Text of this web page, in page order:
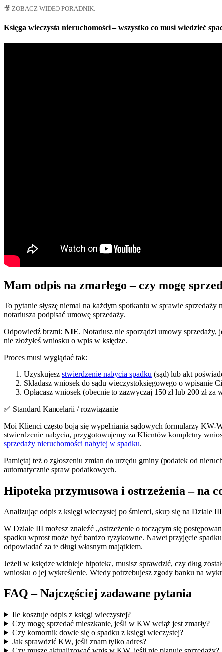
🎥 ZOBACZ WIDEO PORADNIK:
Księga wieczysta nieruchomości – wszystko co musi wiedzieć
Mam odpis na zmarłego – czy mogę
To pytanie słyszę niemal na każdym spotkaniu w sprawie
notariusza podpisać umowę sprzedaży.
Odpowiedź brzmi: NIE. Notariusz nie sporządzi umowy
nie złożyłeś wniosku o wpis w księdze.
Proces musi wyglądać tak:
Uzyskujesz stwierdzenie nabycia spadku (sąd) lub akt
Składasz wniosek do sądu wieczystoksięgowego o wpisanie
Opłacasz wniosek (obecnie to zazwyczaj 150 zł lub 200 zł za
✅ Standard Kancelarii / rozwiązanie
Moi Klienci często boją się wypełniania sądowych formularzy KW-
stwierdzenie nabycia, przygotowujemy za Klientów kompletny
sprzedaży nieruchomości nabytej w spadku.
Pamiętaj też o zgłoszeniu zmian do urzędu gminy (podatek od
automatycznie spraw podatkowych.
Hipoteka przymusowa i ostrzeżenia – na
Analizując odpis z księgi wieczystej po śmierci, skup się na Dziale
W Dziale III możesz znaleźć „ostrzeżenie o toczącym się
spadku wprost może być bardzo ryzykowne. Nawet przyjęcie
odpowiadać za te długi własnym majątkiem.
Jeżeli w księdze widnieje hipoteka, musisz sprawdzić, czy dług
wniosku o jej wykreślenie. Wtedy potrzebujesz zgody banku na
FAQ – Najczęściej zadawane pytania
Ile kosztuje odpis z księgi wieczystej?
Czy mogę sprzedać mieszkanie, jeśli w KW wciąż jest zmarły?
Czy komornik dowie się o spadku z księgi wieczystej?
Jak sprawdzić KW, jeśli znam tylko adres?
Czy muszę aktualizować wpis w KW, jeśli nie planuję sprzedaży?